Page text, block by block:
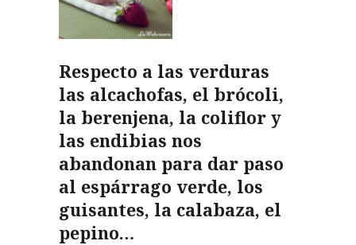
Respecto a las verduras
las alcachofas, el brócoli,
la berenjena, la coliflor y
las endibias nos
abandonan para dar paso
al espárrago verde, los
guisantes, la calabaza, el
pepino…